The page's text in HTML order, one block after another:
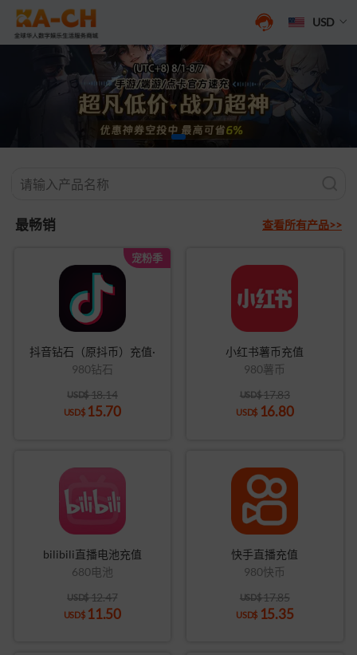
USD
最畅销 查看所有产品>>
宠粉季
抖音钻石（原抖币）充值·
980钻石
USD$ 18.14
USD$ 15.70
小红书薯币充值
980薯币
USD$ 17.83
USD$ 16.80
bilibili直播电池充值
680电池
USD$ 12.47
USD$ 11.50
快手直播充值
980快币
USD$ 17.85
USD$ 15.35